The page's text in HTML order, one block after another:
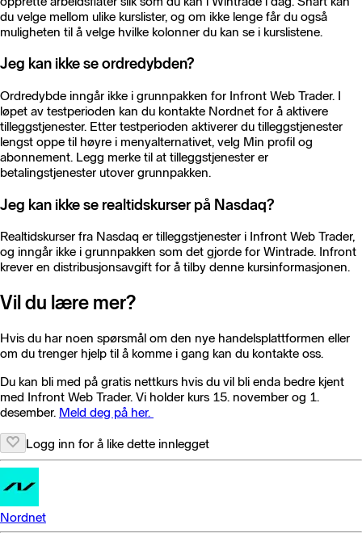
du velge mellom ulike kurslister, og om ikke lenge får du også
muligheten til å velge hvilke kolonner du kan se i kurslistene.
Jeg kan ikke se ordredybden?
Ordredybde inngår ikke i grunnpakken for Infront Web Trader. I
løpet av testperioden kan du kontakte Nordnet for å aktivere
tilleggstjenester. Etter testperioden aktiverer du tilleggstjenester
lengst oppe til høyre i menyalternativet, velg Min profil og
abonnement. Legg merke til at tilleggstjenester er
betalingstjenester utover grunnpakken.
Jeg kan ikke se realtidskurser på Nasdaq?
Realtidskurser fra Nasdaq er tilleggstjenester i Infront Web Trader,
og inngår ikke i grunnpakken som det gjorde for Wintrade. Infront
krever en distribusjonsavgift for å tilby denne kursinformasjonen.
Vil du lære mer?
Hvis du har noen spørsmål om den nye handelsplattformen eller
om du trenger hjelp til å komme i gang kan du kontakte oss.
Du kan bli med på gratis nettkurs hvis du vil bli enda bedre kjent
med Infront Web Trader. Vi holder kurs 15. november og 1.
desember. Meld deg på her.
Logg inn for å like dette innlegget
Nordnet